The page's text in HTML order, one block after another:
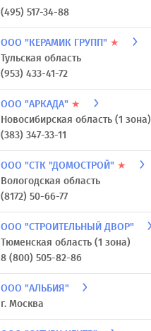
(495) 517-34-88
ООО "КЕРАМИК ГРУПП" ★
Тульская область
(953) 433-41-72
ООО "АРКАДА" ★
Новосибирская область (1 зона)
(383) 347-33-11
ООО "СТК "ДОМОСТРОЙ" ★
Вологодская область
(8172) 50-66-77
ООО "СТРОИТЕЛЬНЫЙ ДВОР"
Тюменская область (1 зона)
8 (800) 505-82-86
ООО "АЛЬБИЯ"
г. Москва